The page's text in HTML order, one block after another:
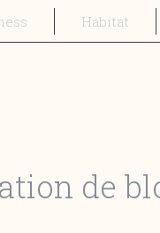
Habitat
de